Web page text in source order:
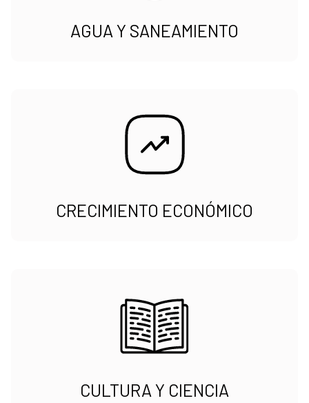
AGUA Y SANEAMIENTO
CRECIMIENTO ECONÓMICO
CULTURA Y CIENCIA